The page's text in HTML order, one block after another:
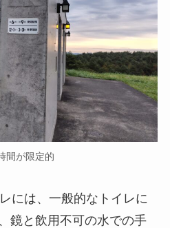
間が限定的
には、一般的なトイレに
鏡と飲用不可の水での手